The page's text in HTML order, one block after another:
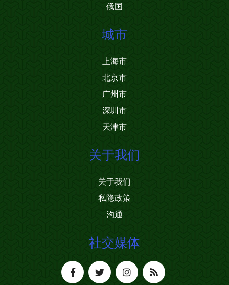
俄国
城市
上海市
北京市
广州市
深圳市
天津市
关于我们
关于我们
私隐政策
沟通
社交媒体